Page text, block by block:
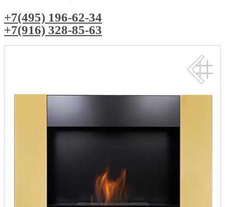
+7(495) 196-62-34
+7(916) 328-85-63